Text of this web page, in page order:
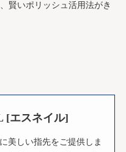
賢いポリッシュ活用法がき
[エスネイル]
美しい指先をご提供しま